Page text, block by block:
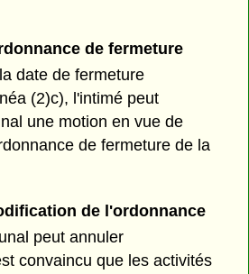
de fermeture
date de fermeture
(2)c), l'intimé peut
une motion en vue de
de fermeture de la
de l'ordonnance
peut annuler
convaincu que les activités